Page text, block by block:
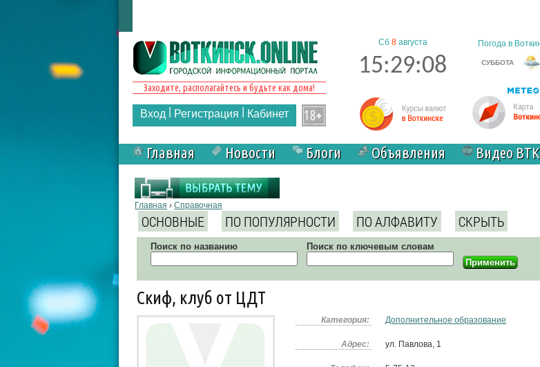
Заходите, располагайтесь и будьте как дома!
Вход Регистрация Кабинет
Сб 8августа
15:29:08
Главная Новости Блоги Объявления Видео ВТК
Вы здесь
Главная › Справочная
ОСНОВНЫЕ ПО ПОПУЛЯРНОСТИ ПО АЛФАВИТУ СКРЫТЬ
Поиск по названию Поиск по ключевым словам
Скиф, клуб от ЦДТ
Категория: Дополнительное образование
Адрес: ул. Павлова, 1